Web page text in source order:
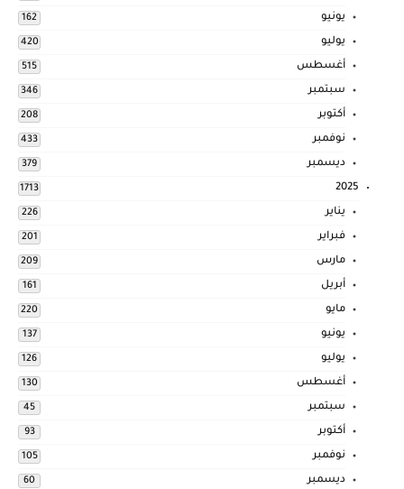
يونيو 162
يوليو 420
أغسطس 515
سبتمبر 346
أكتوبر 208
نوفمبر 433
ديسمبر 379
2025
1713
يناير 226
فبراير 201
مارس 209
أبريل 161
مايو 220
يونيو 137
يوليو 126
أغسطس 130
سبتمبر 45
أكتوبر 93
نوفمبر 105
ديسمبر 60